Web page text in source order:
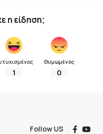
η είδηση;
1
Θυμωμένος
0
Follow US